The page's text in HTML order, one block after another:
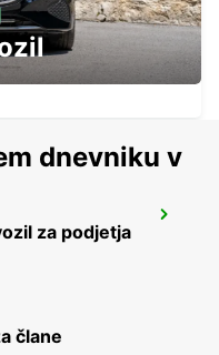
dnevniku v
za podjetja
člane